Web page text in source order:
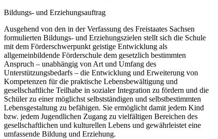
Bildungs- und Erziehungsauftrag
Ausgehend von den in der Verfassung des Freistaates Sachsen
formulierten Bildungs- und Erziehungszielen stellt sich die Schule
mit dem Förderschwerpunkt geistige Entwicklung als
allgemeinbildende Förderschule dem gesetzlich bestimmten
Anspruch – unabhängig von Art und Umfang des
Unterstützungsbedarfs – die Entwicklung und Erweiterung von
Kompetenzen für die praktische Lebensbewältigung und
gesellschaftliche Teilhabe in sozialer Integration zu fördern und die
Schüler zu einer möglichst selbstständigen und selbstbestimmten
Lebensgestaltung zu befähigen. Sie ermöglicht damit jedem Kind
bzw. jedem Jugendlichen Zugang zu vielfältigen Bereichen des
gesellschaftlichen und kulturellen Lebens und gewährleistet eine
umfassende Bildung und Erziehung.